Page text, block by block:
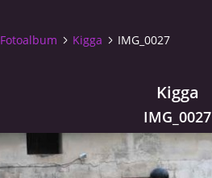
Fotoalbum Kigga IMG_0027
Kigga
IMG_0027